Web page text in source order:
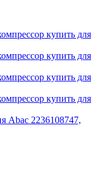
купить для
купить для
купить для
купить для
Abac 2236108747,